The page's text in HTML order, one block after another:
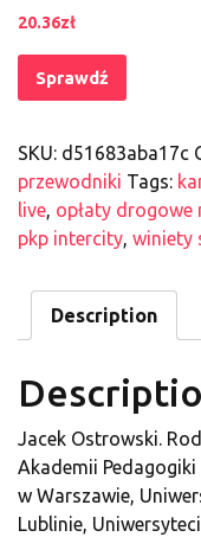
20.36zł
Sprawdź
SKU: d51683aba17c
przewodniki Tags:
live, opłaty drogowe
pkp intercity, winiety
Description
Jacek Ostrowski.
Akademii
w Warszawie,
Lublinie,